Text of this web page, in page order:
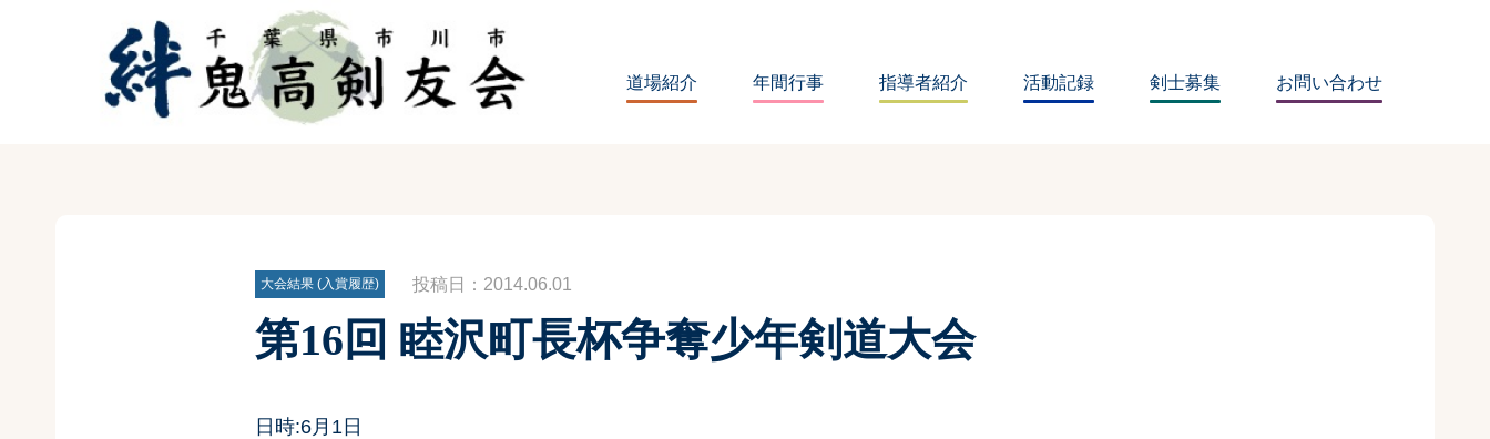
道場紹介 年間行事 指導者紹介 活動記録 剣士募集 お問い合わせ
大会結果 (入賞履歴) 投稿日：2014.06.01
第16回 睦沢町長杯争奪少年剣道大会
日時:6月1日